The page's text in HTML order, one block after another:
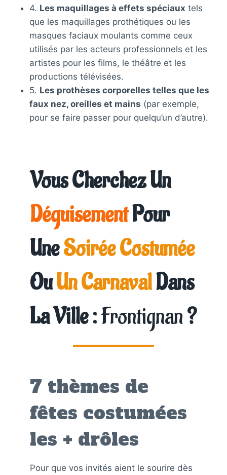
4. Les maquillages à effets spéciaux tels
que les maquillages prothétiques ou les
masques faciaux moulants comme ceux
utilisés par les acteurs professionnels et les
artistes pour les films, le théâtre et les
productions télévisées.
5. Les prothèses corporelles telles que les
faux nez, oreilles et mains (par exemple,
pour se faire passer pour quelqu’un d’autre).
Vous Cherchez Un
DéguisementPour
UneSoirée Costumée
OuUn CarnavalDans
La Ville :Frontignan?
7 thèmes de
fêtes costumées
les + drôles
Pour que vos invités aient le sourire dès